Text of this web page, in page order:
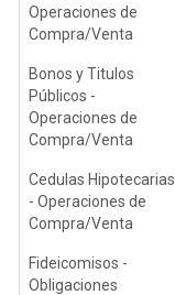
Operaciones de
Compra/Venta
Bonos y Titulos
Públicos -
Operaciones de
Compra/Venta
Cedulas Hipotecarias
- Operaciones de
Compra/Venta
Fideicomisos -
Obligaciones